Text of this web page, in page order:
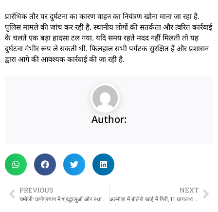
प्रारंभिक तौर पर दुर्घटना का कारण वाहन का नियंत्रण खोना माना जा रहा है.
पुलिस मामले की जांच कर रही है. स्थानीय लोगों की सतर्कता और त्वरित कार्रवाई
के चलते एक बड़ा हादसा टल गया. यदि समय रहते मदद नहीं मिलती तो यह
दुर्घटना गंभीर रूप ले सकती थी. फिलहाल सभी पर्यटक सुरक्षित हैं और प्रशासन
द्वारा आगे की आवश्यक कार्रवाई की जा रही है.
Author:
PREVIOUS
चमोली: कर्णप्रयाग में श्रद्धालुओं और स्थानीय लोगों के बीच हिंसक झड़प, बदरीनाथ हाईवे रहा जाम
NEXT
अल्मोड़ा में बोलेरो खाई में गिरी, 11 घायल:4 की हालत गंभीर; कैंची धाम के दर्शन कर जागेश्वर धाम जा रहे थे